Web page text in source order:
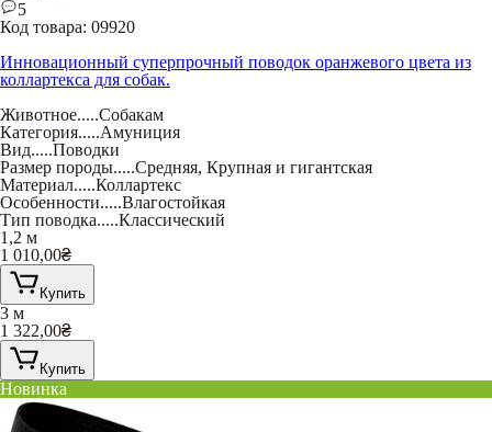
5
Код товара: 09920
Инновационный суперпрочный поводок оранжевого цвета из
коллартекса для собак.
Животное.....Собакам
Категория.....Амуниция
Вид.....Поводки
Размер породы.....Средняя, Крупная и гигантская
Материал.....Коллартекс
Особенности.....Влагостойкая
Тип поводка.....Классический
1,2 м
1 010,00₴
Купить
3 м
1 322,00₴
Купить
Новинка